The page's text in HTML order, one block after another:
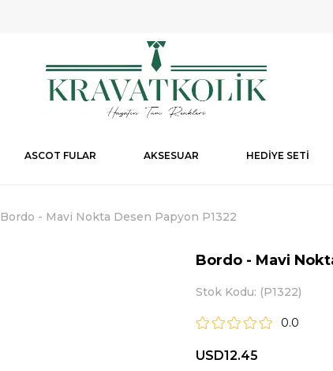
ASCOT FULAR AKSESUAR HEDİYE SETİ
Bordo - Mavi Nokta Desen Papyon P1322
Bordo - Mavi
Stok Kodu (P1322)
0.0
USD12.45